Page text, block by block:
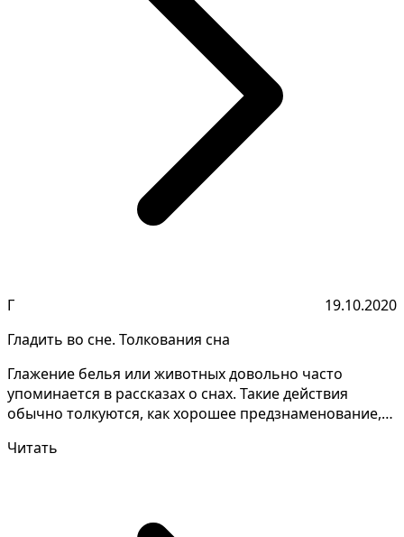
Г
19.10.2020
Гладить во сне. Толкования сна
Глажение белья или животных довольно часто
упоминается в рассказах о снах. Такие действия
обычно толкуются, как хорошее предзнаменование,
Читать